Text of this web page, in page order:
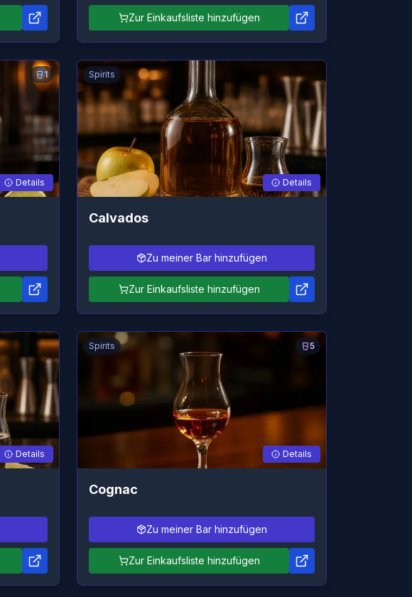
Zur Einkaufsliste hinzufügen
1
Details
Spirits
Details
Calvados
Zu meiner Bar hinzufügen
Zur Einkaufsliste hinzufügen
Details
5
Spirits
Details
Cognac
Zu meiner Bar hinzufügen
Zur Einkaufsliste hinzufügen